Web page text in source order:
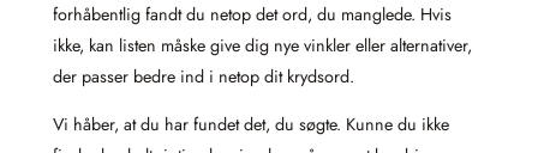
forhåbentlig fandt du netop det ord, du manglede. Hvis
ikke, kan listen måske give dig nye vinkler eller alternativer,
der passer bedre ind i netop dit krydsord.
Vi håber, at du har fundet det, du søgte. Kunne du ikke